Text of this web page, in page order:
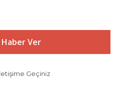
Ver
Geçiniz